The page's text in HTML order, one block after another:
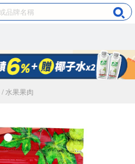
/ 水果果肉